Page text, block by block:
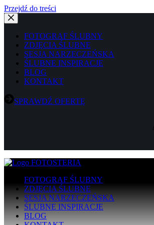
Przejdź do treści
FOTOGRAF ŚLUBNY
ZDJĘCIA ŚLUBNE
SESJA NARZECZEŃSKA
ŚLUBNE INSPIRACJE
BLOG
KONTAKT
SPRAWDŹ OFERTĘ
FOTOGRAF ŚLUBNY
ZDJĘCIA ŚLUBNE
SESJA NARZECZEŃSKA
ŚLUBNE INSPIRACJE
BLOG